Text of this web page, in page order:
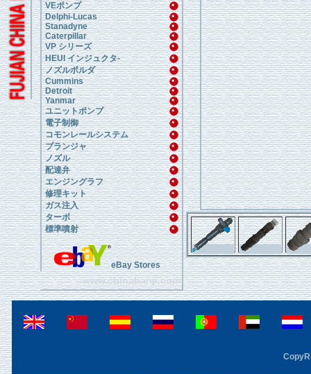
VEポンプ
Delphi-Lucas
Stanadyne
Caterpillar
VP シリーズ
HEUI インジュクタ-
ノズルボルダ
Cummins
Detroit
Yanmar
ユニットポンプ
電子制御
コモンレールシステム
プランジャ
ノズル
配達弁
エンジングラフ
修理キット
ガス注入
ターボ
標準噴射
eBay Stores
www.chinahanji.com